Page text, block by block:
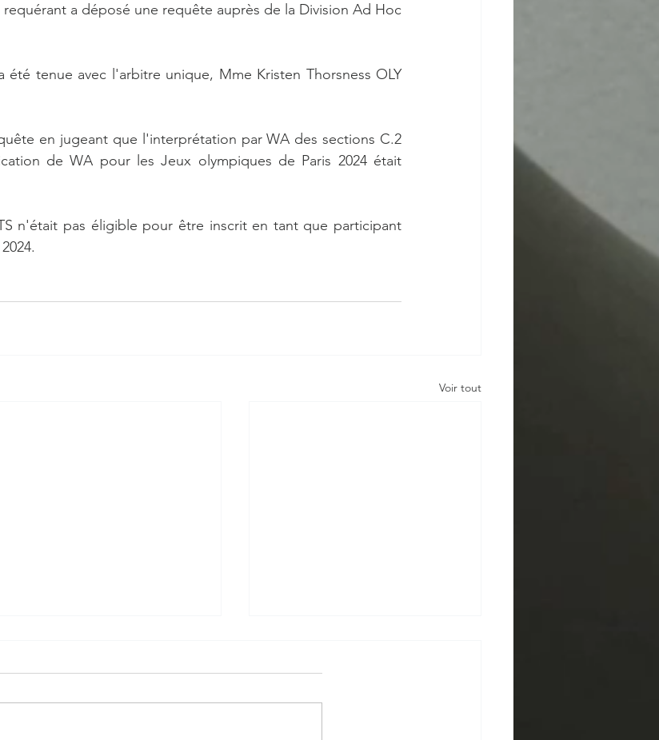
requérant a déposé une requête auprès de la Division Ad Hoc
été tenue avec l'arbitre unique, Mme Kristen Thorsness OLY
en jugeant que l'interprétation par WA des sections C.2
de WA pour les Jeux olympiques de Paris 2024 était
n'était pas éligible pour être inscrit en tant que participant
Voir tout